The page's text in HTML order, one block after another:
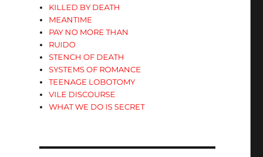
KILLED BY DEATH
MEANTIME
PAY NO MORE THAN
RUIDO
STENCH OF DEATH
SYSTEMS OF ROMANCE
TEENAGE LOBOTOMY
VILE DISCOURSE
WHAT WE DO IS SECRET